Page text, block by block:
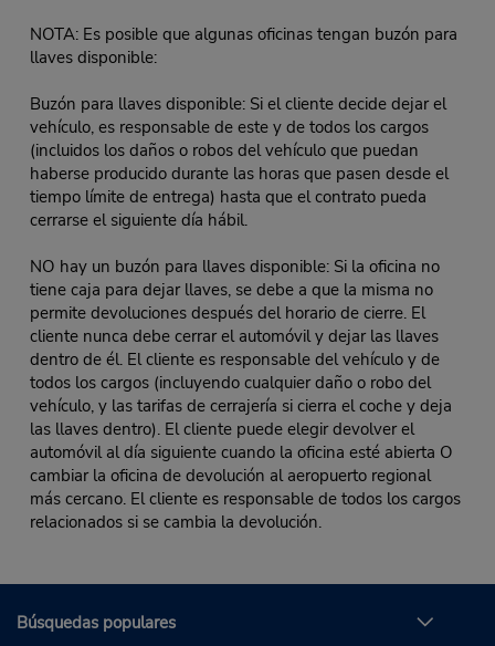
NOTA: Es posible que algunas oficinas tengan buzón para
llaves disponible:
Buzón para llaves disponible: Si el cliente decide dejar el
vehículo, es responsable de este y de todos los cargos
(incluidos los daños o robos del vehículo que puedan
haberse producido durante las horas que pasen desde el
tiempo límite de entrega) hasta que el contrato pueda
cerrarse el siguiente día hábil.
NO hay un buzón para llaves disponible: Si la oficina no
tiene caja para dejar llaves, se debe a que la misma no
permite devoluciones después del horario de cierre. El
cliente nunca debe cerrar el automóvil y dejar las llaves
dentro de él. El cliente es responsable del vehículo y de
todos los cargos (incluyendo cualquier daño o robo del
vehículo, y las tarifas de cerrajería si cierra el coche y deja
las llaves dentro). El cliente puede elegir devolver el
automóvil al día siguiente cuando la oficina esté abierta O
cambiar la oficina de devolución al aeropuerto regional
más cercano. El cliente es responsable de todos los cargos
relacionados si se cambia la devolución.
Búsquedas populares